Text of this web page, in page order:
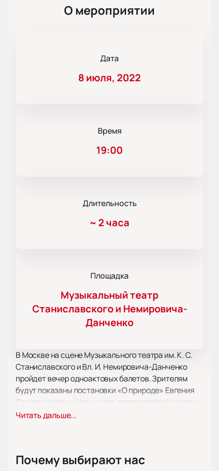
О мероприятии
Дата
8 июля, 2022
Время
19:00
Длительность
~ 2 часа
Площадка
Музыкальный театр
Станиславского и Немировича-
Данченко
В Москве на сцене Музыкального театра им. К. С.
Станиславского и Вл. И. Немировича-Данченко
пройдет вечер одноактовых балетов. Зрителям
будут показаны постановки «О природе» Евгения
Сангаджиева и «Нет никого справедливей смерти»
Максима Севагина. Художник по костюмам -
Балет «О природе» был создан в процессе работы
Читать дальше...
Почему выбирают нас